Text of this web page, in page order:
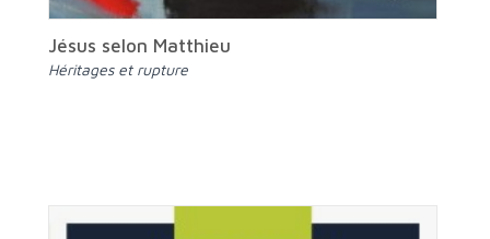
Jésus selon Matthieu
Héritages et rupture